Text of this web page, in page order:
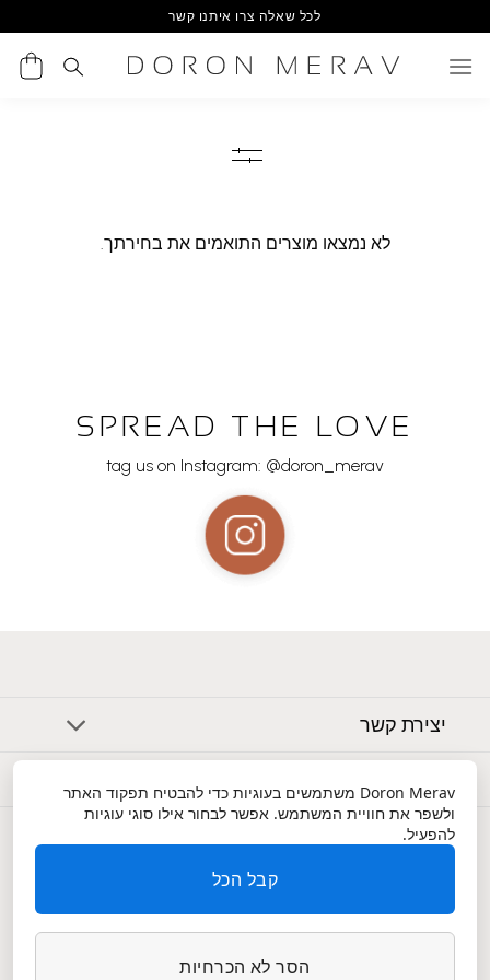
to
content
לכל שאלה צרו איתנו קשר
לא נמצאו מוצרים התואמים את בחירתך.
SPREAD THE LOVE
tag us on Instagram: @doron_merav
יצירת קשר
שירות לקוחות
Doron Merav משתמשים בעוגיות כדי להבטיח תפקוד האתר
ולשפר את חוויית המשתמש. אפשר לבחור אילו סוגי עוגיות
להפעיל.
קבל הכל
הסר לא הכרחיות